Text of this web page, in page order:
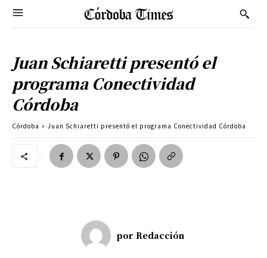
Juan Schiaretti presentó el
programa Conectividad
Córdoba
Córdoba Juan Schiaretti presentó el programa Conectividad Córdoba
por Redacción